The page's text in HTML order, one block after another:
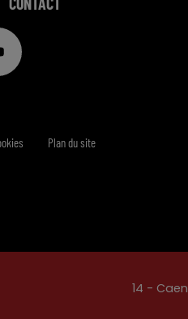
14 - Caen
Plan du site